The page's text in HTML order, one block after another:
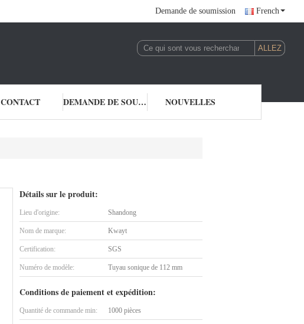
Demande de soumission French
CONTACT DEMANDE DE SOUMISSION NOUVELLES
Détails sur le produit:
Lieu d'origine: Shandong
Nom de marque: Kwayt
Certification: SGS
Numéro de modèle: Tuyau sonique de 112 mm
Conditions de paiement et expédition:
Quantité de commande min: 1000 pièces